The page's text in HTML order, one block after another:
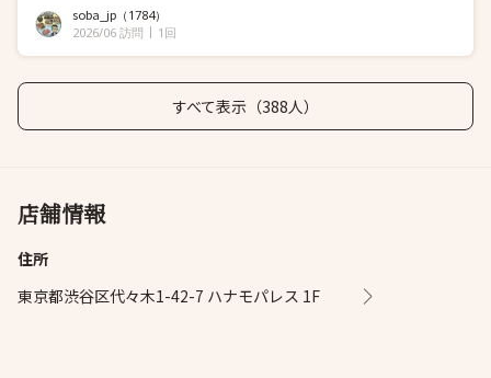
soba_jp （1784）
2026/06 訪問
1回
すべて表示（388人）
店舗情報
住所
東京都渋谷区代々木1-42-7 ハナモパレス 1F